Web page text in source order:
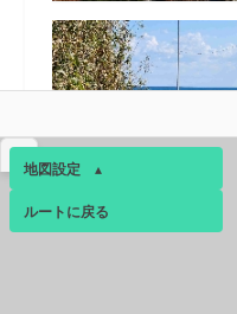
地図設定 ▴
ベース ▴
ルートに戻る